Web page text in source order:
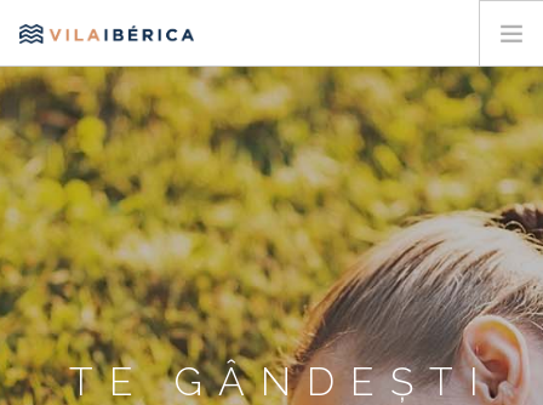
ACASA
VISUL FAMILIEI
SĂ LUCREZI DIN PARADIS
ESTE MOMENTUL TĂU
PROPRIETĂȚI
ZONA DE LUX
DESPRE NOI
CONTACTTE GÂNDEȘTI